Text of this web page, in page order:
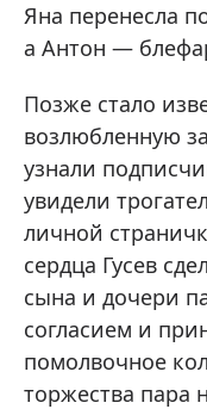
Яна перенесла
а Антон —
Позже стало
возлюбленную
узнали
увидели
личной
сердца Гусев
сына и дочери
согласием и
помолвочное
торжества пара